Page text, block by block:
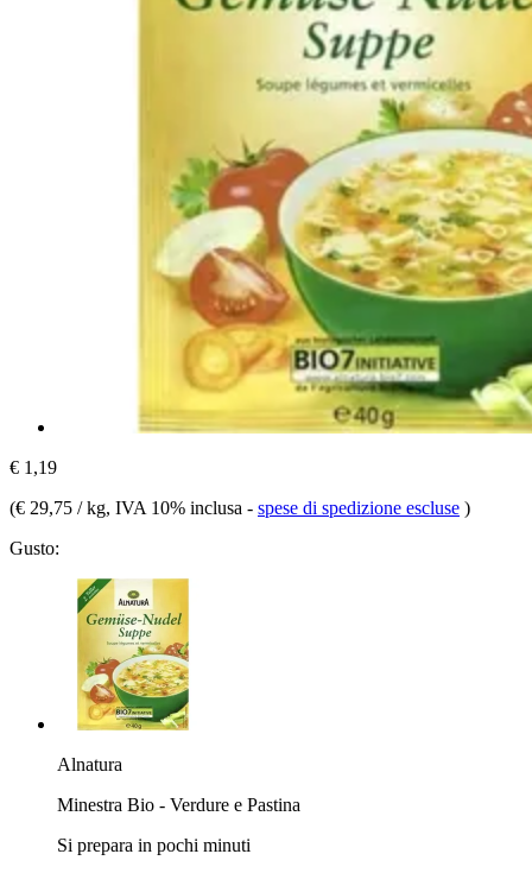
€ 1,19
(€ 29,75 / kg, IVA 10% inclusa - spese di spedizione escluse )
Gusto:
Alnatura
Minestra Bio - Verdure e Pastina
Si prepara in pochi minuti